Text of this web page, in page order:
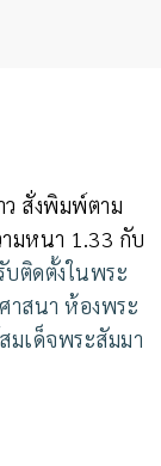
สั่งพิมพ์ตาม
มหนา 1.33 กับ
บติดตั้งในพระ
าสนา ห้องพระ
มเด็จพระสัมมา